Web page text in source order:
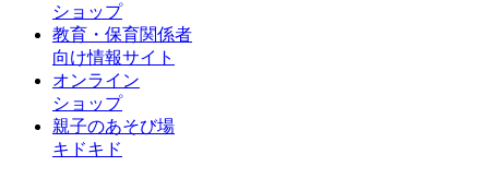
ショップ
教育・保育関係者
向け情報サイト
オンライン
ショップ
親子のあそび場
キドキド